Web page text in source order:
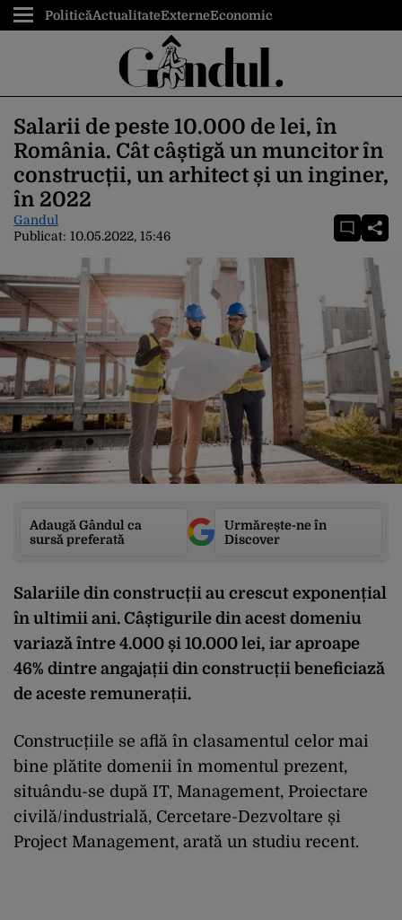
PoliticăActualitateExterneEconomic
Salarii de peste 10.000 de lei, în
România. Cât câștigă un muncitor în
construcții, un arhitect și un inginer,
în 2022
Gandul
Publicat: 10.05.2022, 15:46
Adaugă Gândul ca
sursă preferată
Urmărește-ne în
Discover
Salariile din construcții au crescut exponențial
în ultimii ani. Câștigurile din acest domeniu
variază între 4.000 și 10.000 lei, iar aproape
46% dintre angajații din construcții beneficiază
de aceste remunerații.
Construcțiile se află în clasamentul celor mai
bine plătite domenii în momentul prezent,
situându-se după IT, Management, Proiectare
civilă/industrială, Cercetare-Dezvoltare și
Project Management, arată un studiu recent.